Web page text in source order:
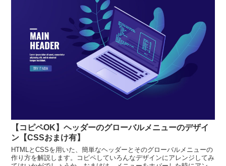
【コピペOK】ヘッダーのグローバルメニューのデザイ
ン【CSSおまけ有】
HTMLとCSSを用いた、簡単なヘッダーとそのグローバルメニューの
作り方を解説します。コピペしていろんなデザインにアレンジしてみ